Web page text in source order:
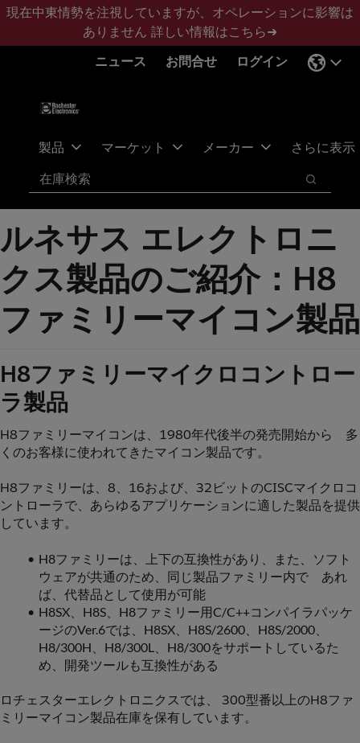
メ
ン
プ
フ
タ
現在中東情勢を注視していますが、オペレーションに影響は
ありません 詳しい情報はこちら➜
ニュース
お問合せ ログイン
製品 マーケット メーカー さらに表示
検索
検索
ルネサス エレクトロニ
クス製品のご紹介：H8
ファミリーマイコン製品
H8ファミリーマイクロコントロー
ラ製品
H8ファミリーマイコンは、1980年代後半の発売開始から　多
くのお客様に使われてきたマイコン製品です。
H8ファミリーは、8、16および、32ビットのCISCマイクロコ
ントローラで、あらゆるアプリケーションに適した製品を提供
しています。
H8ファミリーは、上下の互換性があり、また、ソフト
ウェアが共通のため、同じ製品ファミリー内で　あれ
ば、代替品として使用が可能
H8SX、H8S、H8ファミリー用C/C++コンパイラパッケ
ージのVer.6では、H8SX、H8S/2600、H8S/2000、
H8/300H、H8/300L、H8/300をサポートしているた
め、開発ツールも互換性がある
ロチェスターエレクトロニクスでは、 300型番以上のH8ファ
ミリーマイコン製品在庫を保有しています。